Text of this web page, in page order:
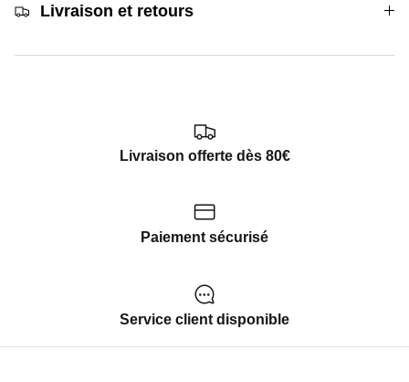
Livraison et retours
Livraison offerte dès 80€
Paiement sécurisé
Service client disponible